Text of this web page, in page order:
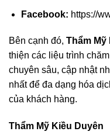
Facebook: https://
Bên cạnh đó, Thẩm
thiện các liệu trình
chuyên sâu, cập nhật
nhất để đa dạng hóa
của khách hàng.
Thẩm Mỹ Kiều Duyên